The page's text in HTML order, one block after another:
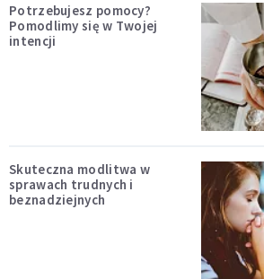
Potrzebujesz pomocy?
Pomodlimy się w Twojej
intencji
Skuteczna modlitwa w
sprawach trudnych i
beznadziejnych